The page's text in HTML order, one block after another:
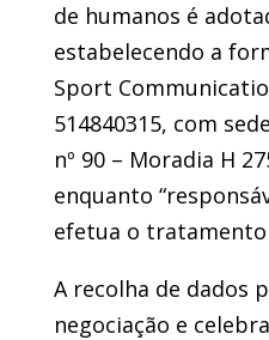
de humanos é
estabelecendo a
Sport
514840315, com
nº 90 – Moradia H
enquanto
efetua o tratamento
A recolha de dados
negociação e